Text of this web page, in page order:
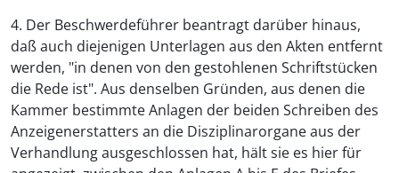
4. Der Beschwerdeführer beantragt darüber hinaus,
daß auch diejenigen Unterlagen aus den Akten entfernt
werden, "in denen von den gestohlenen Schriftstücken
die Rede ist". Aus denselben Gründen, aus denen die
Kammer bestimmte Anlagen der beiden Schreiben des
Anzeigenerstatters an die Disziplinarorgane aus der
Verhandlung ausgeschlossen hat, hält sie es hier für